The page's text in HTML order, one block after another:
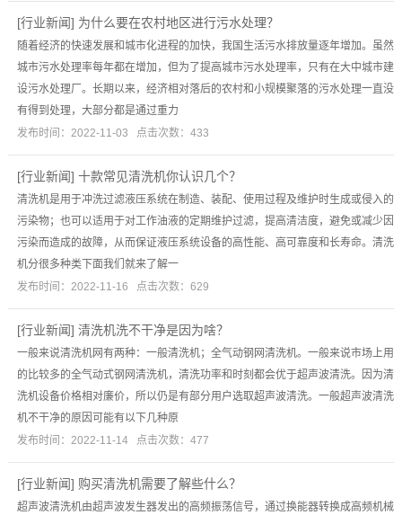
[行业新闻] 为什么要在农村地区进行污水处理？
随着经济的快速发展和城市化进程的加快，我国生活污水排放量逐年增加。虽然
城市污水处理率每年都在增加，但为了提高城市污水处理率，只有在大中城市建
设污水处理厂。长期以来，经济相对落后的农村和小规模聚落的污水处理一直没
有得到处理，大部分都是通过重力
发布时间：2022-11-03 点击次数：433
[行业新闻] 十款常见清洗机你认识几个？
清洗机是用于冲洗过滤液压系统在制造、装配、使用过程及维护时生成或侵入的
污染物；也可以适用于对工作油液的定期维护过滤，提高清洁度，避免或减少因
污染而造成的故障，从而保证液压系统设备的高性能、高可靠度和长寿命。清洗
机分很多种类下面我们就来了解一
发布时间：2022-11-16 点击次数：629
[行业新闻] 清洗机洗不干净是因为啥？
一般来说清洗机网有两种：一般清洗机；全气动钢网清洗机。一般来说市场上用
的比较多的全气动式钢网清洗机，清洗功率和时刻都会优于超声波清洗。因为清
洗机设备价格相对廉价，所以仍是有部分用户选取超声波清洗。一般超声波清洗
机不干净的原因可能有以下几种原
发布时间：2022-11-14 点击次数：477
[行业新闻] 购买清洗机需要了解些什么？
超声波清洗机由超声波发生器发出的高频振荡信号，通过换能器转换成高频机械